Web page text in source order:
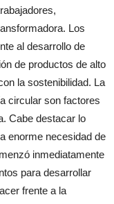
Los
al desarrollo de
de productos de alto
la sostenibilidad. La
circular son factores
Cabe destacar lo
enorme necesidad de
inmediatamente
para desarrollar
frente a la